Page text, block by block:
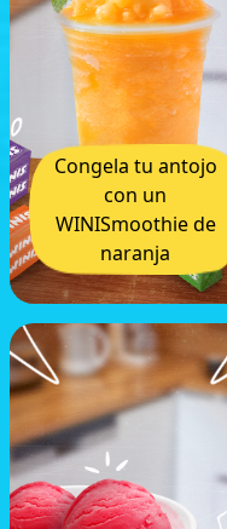
Congela tu antojo
con un
WINISmoothie de
naranja